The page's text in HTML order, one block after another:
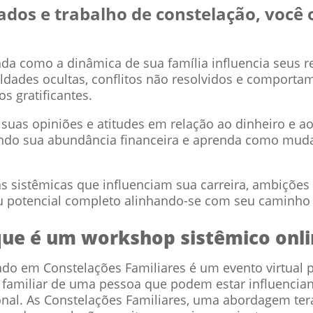
e trabalho de constelação,
como a dinâmica de sua família influencia seus
ocultas, conflitos não resolvidos e
gratificantes.
opiniões e atitudes em relação ao dinheiro e
sua abundância financeira e aprenda como
sistêmicas que influenciam sua carreira,
potencial completo alinhando-se com seu
é um workshop sistêmico
em Constelações Familiares é um evento virtual
de uma pessoa que podem estar
As Constelações Familiares, uma abordagem